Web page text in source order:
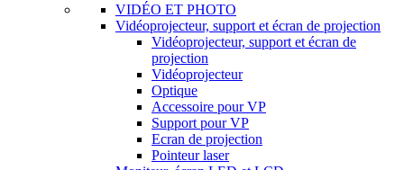
VIDÉO ET PHOTO
Vidéoprojecteur, support et écran de projection
Vidéoprojecteur, support et écran de
projection
Vidéoprojecteur
Optique
Accessoire pour VP
Support pour VP
Ecran de projection
Pointeur laser